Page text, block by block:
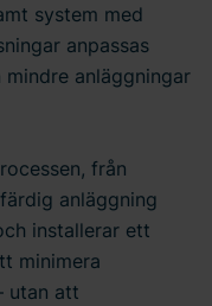
system med
anpassas
anläggningar
från
anläggning
installerar ett
minimera
utan att